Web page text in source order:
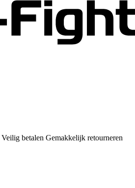
Veilig betalen Gemakkelijk retourneren